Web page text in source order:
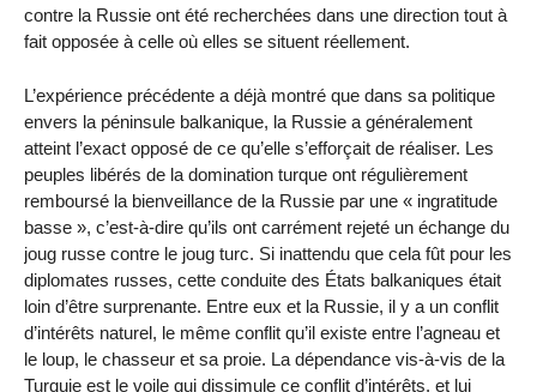
contre la Russie ont été recherchées dans une direction tout à
fait opposée à celle où elles se situent réellement.
L’expérience précédente a déjà montré que dans sa politique
envers la péninsule balkanique, la Russie a généralement
atteint l’exact opposé de ce qu’elle s’efforçait de réaliser. Les
peuples libérés de la domination turque ont régulièrement
remboursé la bienveillance de la Russie par une « ingratitude
basse », c’est-à-dire qu’ils ont carrément rejeté un échange du
joug russe contre le joug turc. Si inattendu que cela fût pour les
diplomates russes, cette conduite des États balkaniques était
loin d’être surprenante. Entre eux et la Russie, il y a un conflit
d’intérêts naturel, le même conflit qu’il existe entre l’agneau et
le loup, le chasseur et sa proie. La dépendance vis-à-vis de la
Turquie est le voile qui dissimule ce conflit d’intérêts, et lui